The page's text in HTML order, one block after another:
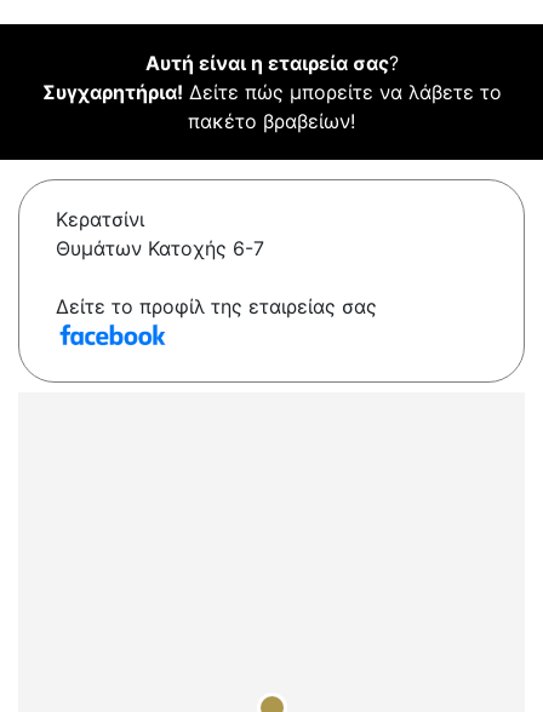
Αυτή είναι η εταιρεία σας?
Συγχαρητήρια! Δείτε πώς μπορείτε να λάβετε το
πακέτο βραβείων!
Κερατσίνι
Θυμάτων Κατοχής 6-7
Δείτε το προφίλ της εταιρείας σας